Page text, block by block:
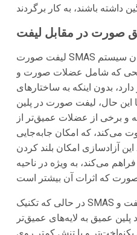
لیفت صورت SMAS بر روی بلند کردن و سفت کردن سیستم
که شامل عضلات صورت و
بدون اینکه به ساختارهای
این حال، لیفت صورت در پلین
و برخی از عضلات عمیق‌تر از
می‌کند، که امکان جابه‌جایی
آزادسازی امکان بلند کردن
می‌کند، به ویژه در ناحیه
در حالی که تکنیک SMAS تنها لایه‌های سطحی را سفت و
پلین عمیق به لایه‌های عمیق‌تر